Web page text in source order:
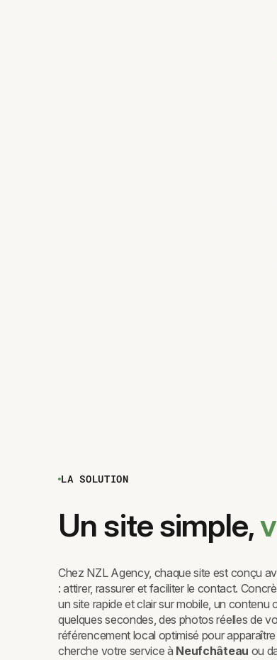
LA SOLUTION
Un site simple,
Chez NZL Agency, chaque site est conçu
: attirer, rassurer et faciliter le contact.
un site rapide et clair sur mobile, un contenu
quelques secondes, des photos réelles de
référencement local optimisé pour
cherche votre service à Neufchâteau ou